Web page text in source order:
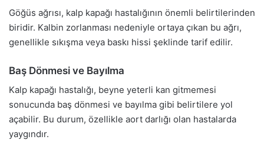
Göğüs ağrısı, kalp kapağı hastalığının önemli belirtilerinden
biridir. Kalbin zorlanması nedeniyle ortaya çıkan bu ağrı,
genellikle sıkışma veya baskı hissi şeklinde tarif edilir.
Baş Dönmesi ve Bayılma
Kalp kapağı hastalığı, beyne yeterli kan gitmemesi
sonucunda baş dönmesi ve bayılma gibi belirtilere yol
açabilir. Bu durum, özellikle aort darlığı olan hastalarda
yaygındır.